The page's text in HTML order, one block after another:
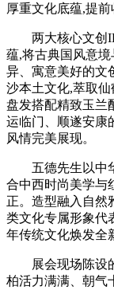
厚重文化底蕴,提前
两大核心文创IP
蕴,将古典国风意
异、寓意美好的文
沙本土文化,萃取
盘发搭配精致玉兰
运临门、顺遂安康
风情完美展现。
五德先生以中华
合中西时尚美学与
正。造型融入自然
类文化专属形象代
年传统文化焕发全
展会现场陈设的
柏活力满满、朝气